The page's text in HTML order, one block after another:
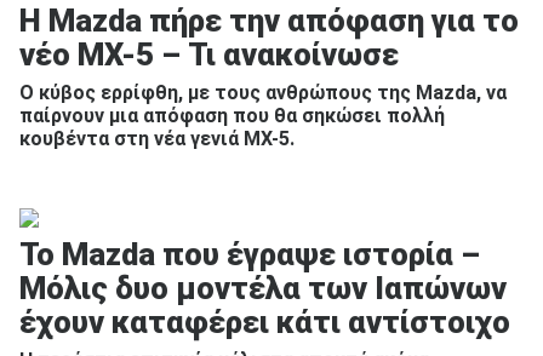
βρες το!
H Mazda πήρε την απόφαση για το
νέο MX-5 – Τι ανακοίνωσε
Ο κύβος ερρίφθη, με τους ανθρώπους της Mazda, να
παίρνουν μια απόφαση που θα σηκώσει πολλή
κουβέντα στη νέα γενιά MX-5.
Το Mazda που έγραψε ιστορία –
Μόλις δυο μοντέλα των Ιαπώνων
έχουν καταφέρει κάτι αντίστοιχο